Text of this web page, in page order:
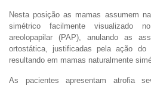
Nesta posição as mamas assumem
simétrico facilmente visualizado
areolopapilar (PAP), anulando as
ortostática, justificadas pela ação do
resultando em mamas naturalmente
As pacientes apresentam atrofia